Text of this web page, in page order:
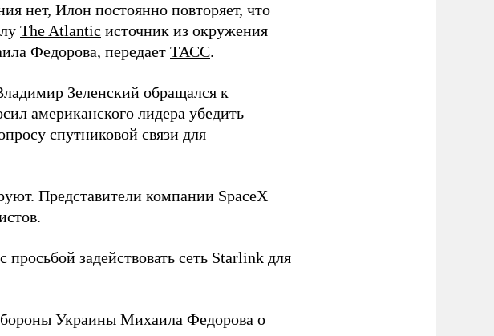
нет, Илон постоянно повторяет, что
The Atlantic источник из окружения
Федорова, передает ТАСС.
Зеленский обращался к
американского лидера убедить
спутниковой связи для
Представители компании SpaceX
просьбой задействовать сеть Starlink для
Украины Михаила Федорова о